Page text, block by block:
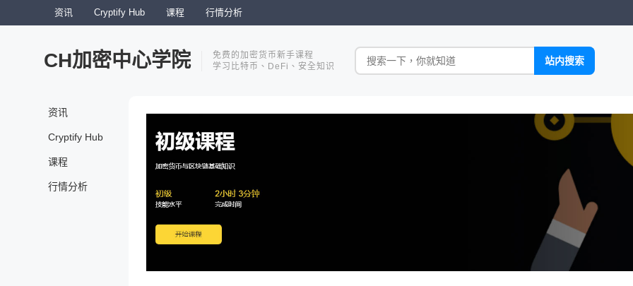
资讯 Cryptify Hub 课程 行情分析
CH加密中心学院
免费的加密货币新手课程
学习比特币、DeFi、安全知识
资讯
Cryptify Hub
课程
行情分析